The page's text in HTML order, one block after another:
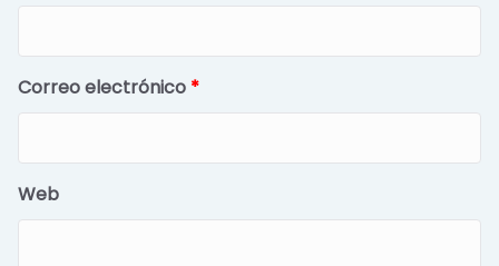
Correo electrónico *
Web